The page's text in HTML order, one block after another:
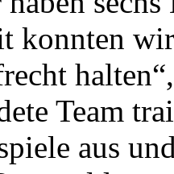
konnten
Team
aus